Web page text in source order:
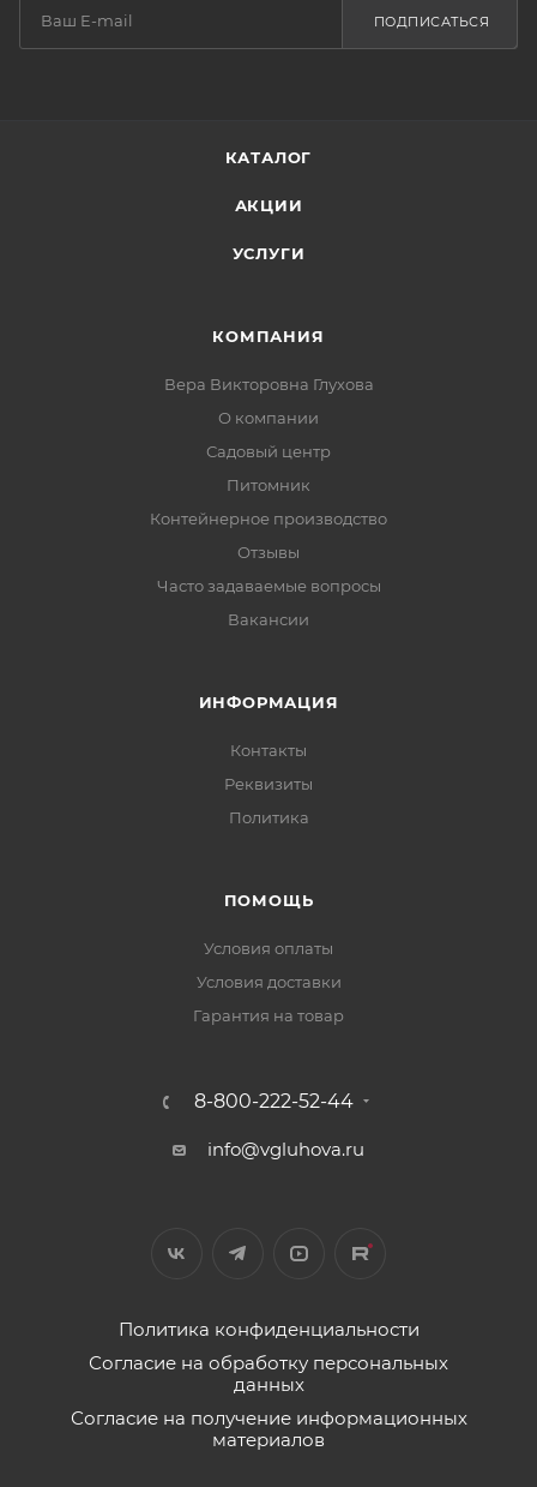
ПОДПИСАТЬСЯ
КАТАЛОГ
АКЦИИ
УСЛУГИ
КОМПАНИЯ
Вера Викторовна Глухова
О компании
Садовый центр
Питомник
Контейнерное производство
Отзывы
Часто задаваемые вопросы
Вакансии
ИНФОРМАЦИЯ
Контакты
Реквизиты
Политика
ПОМОЩЬ
Условия оплаты
Условия доставки
Гарантия на товар
8-800-222-52-44
info@vgluhova.ru
Политика конфиденциальности
Согласие на обработку персональных
данных
Согласие на получение информационных
материалов